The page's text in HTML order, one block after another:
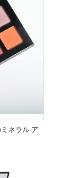
ネラル ア